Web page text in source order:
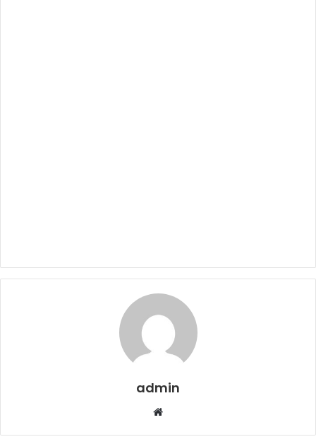
admin
Website